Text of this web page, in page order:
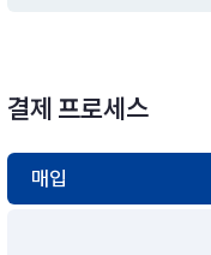
결제 프로세스
매입